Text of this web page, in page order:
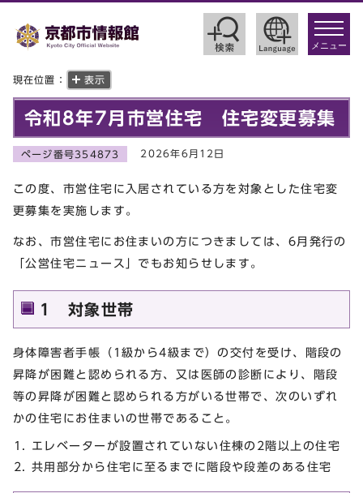
toggle
メニュー
現在位置： 表示
令和8年7月市営住宅 住宅変更募集
ページ番号354873 2026年6月12日
この度、市営住宅に入居されている方を対象とした住宅変
更募集を実施します。
なお、市営住宅にお住まいの方につきましては、6月発行の
「公営住宅ニュース」でもお知らせします。
1 対象世帯
身体障害者手帳（1級から4級まで）の交付を受け、階段の
昇降が困難と認められる方、又は医師の診断により、階段
等の昇降が困難と認められる方がいる世帯で、次のいずれ
かの住宅にお住まいの世帯であること。
エレベーターが設置されていない住棟の2階以上の住宅
共用部分から住宅に至るまでに階段や段差のある住宅